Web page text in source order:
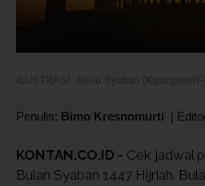
Penulis: Bimo Kresnomurti |
KONTAN.CO.ID - Cek jadwal
Bulan Syaban 1447 Hijriah.